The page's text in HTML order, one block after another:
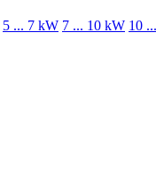
5 ... 7 kW 7 ... 10 kW 10